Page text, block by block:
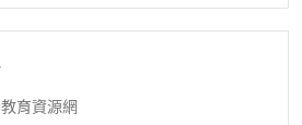
育資源網